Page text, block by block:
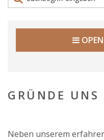
GRÜNDE UNS
Neben unserem